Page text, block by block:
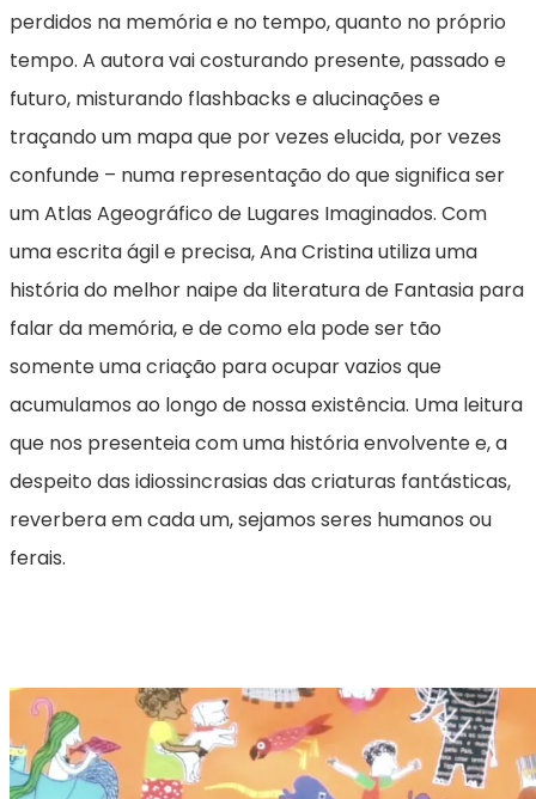
perdidos na memória e no tempo, quanto no próprio
tempo. A autora vai costurando presente, passado e
futuro, misturando flashbacks e alucinações e
traçando um mapa que por vezes elucida, por vezes
confunde – numa representação do que significa ser
um Atlas Ageográfico de Lugares Imaginados. Com
uma escrita ágil e precisa, Ana Cristina utiliza uma
história do melhor naipe da literatura de Fantasia para
falar da memória, e de como ela pode ser tão
somente uma criação para ocupar vazios que
acumulamos ao longo de nossa existência. Uma leitura
que nos presenteia com uma história envolvente e, a
despeito das idiossincrasias das criaturas fantásticas,
reverbera em cada um, sejamos seres humanos ou
ferais.